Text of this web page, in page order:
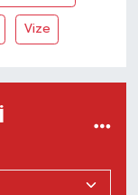
Vize